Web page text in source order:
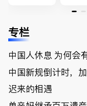
低；免费狂
送50万磅蔬
温“丑陋土
豆日”冲击
吉尼斯纪
录；惨！留
官：
欠款
9万；
发！
专栏
中国人休息 为何会
中国新规倒计时，
迟来的相遇